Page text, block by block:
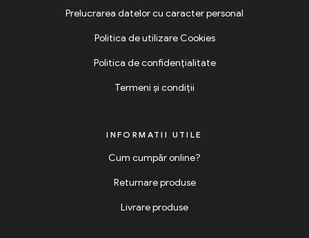
Prelucrarea datelor cu caracter personal
Politica de utilizare Cookies
Politica de confidențialitate
Termeni și condiții
INFORMATII UTILE
Cum cumpăr online?
Returnare produse
Livrare produse